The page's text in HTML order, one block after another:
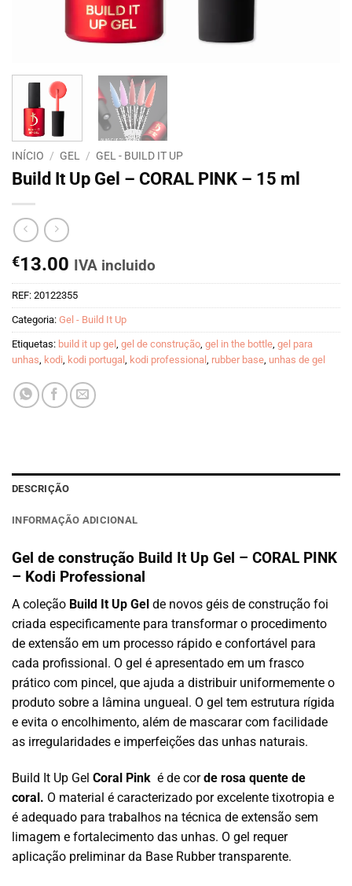
INÍCIO / GEL / GEL - BUILD IT UP
Build It Up Gel – CORAL PINK – 15 ml
€13.00 IVA incluido
REF: 20122355
Categoria: Gel - Build It Up
Etiquetas: build it up gel , gel de construção, gel in the bottle, gel para
unhas, kodi, kodi portugal , kodi professional , rubber base, unhas de gel
DESCRIÇÃO
INFORMAÇÃO ADICIONAL
Gel de construção Build It Up Gel – CORAL PINK
– Kodi Professional
A coleção Build It Up Gel de novos géis de construção foi
criada especificamente para transformar o procedimento
de extensão em um processo rápido e confortável para
cada profissional. O gel é apresentado em um frasco
prático com pincel, que ajuda a distribuir uniformemente o
produto sobre a lâmina ungueal. O gel tem estrutura rígida
e evita o encolhimento, além de mascarar com facilidade
as irregularidades e imperfeições das unhas naturais.
Build It Up Gel Coral Pink é de corde rosa quente de
coral. O material é caracterizado por excelente tixotropia e
é adequado para trabalhos na técnica de extensão sem
limagem e fortalecimento das unhas. O gel requer
aplicação preliminar da Base Rubber transparente.